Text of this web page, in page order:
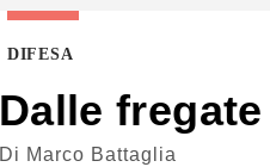
DIFESA
Dalle
Di Marco Battaglia